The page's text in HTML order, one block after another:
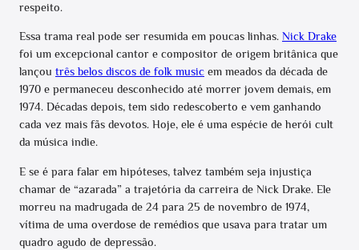
respeito.
Essa trama real pode ser resumida em poucas linhas. Nick Drake
foi um excepcional cantor e compositor de origem britânica que
lançou três belos discos de folk music em meados da década de
1970 e permaneceu desconhecido até morrer jovem demais, em
1974. Décadas depois, tem sido redescoberto e vem ganhando
cada vez mais fãs devotos. Hoje, ele é uma espécie de herói cult
da música indie.
E se é para falar em hipóteses, talvez também seja injustiça
chamar de “azarada” a trajetória da carreira de Nick Drake. Ele
morreu na madrugada de 24 para 25 de novembro de 1974,
vítima de uma overdose de remédios que usava para tratar um
quadro agudo de depressão.